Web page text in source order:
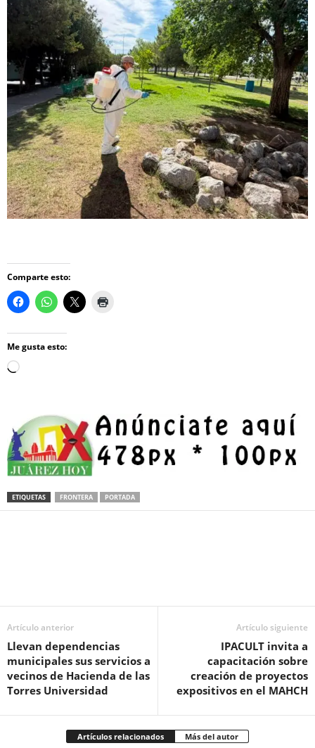
Comparte esto:
Me gusta esto:
Loading…
ETIQUETAS FRONTERA PORTADA
Artículo anterior
Llevan dependencias
municipales sus servicios a
vecinos de Hacienda de las
Torres Universidad
Artículo siguiente
IPACULT invita a
capacitación sobre
creación de proyectos
expositivos en el MAHCH
Artículos relacionados Más del autor